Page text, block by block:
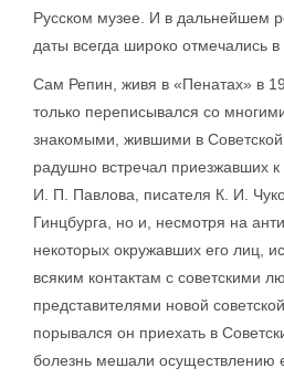
Русском музее. И в дальнейшем
даты всегда широко отмечались
Сам Репин, живя в «Пенатах» в
только переписывался со
знакомыми, жившими в Советской
радушно встречал приезжавших
И. П. Павлова, писателя К. И.
Гинцбурга, но и, несмотря на
некоторых окружавших его лиц,
всяким контактам с советскими
представителями новой
порывался он приехать в
болезнь мешали осуществлению